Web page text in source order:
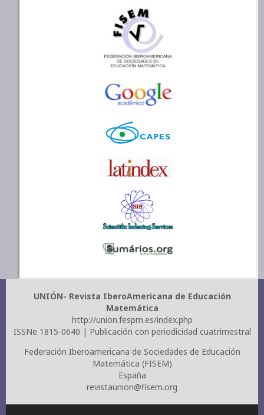
UNIÓN- Revista IberoAmericana de Educación
Matemática
http://union.fespm.es/index.php
ISSNe 1815-0640 | Publicación con periodicidad cuatrimestral
Federación Iberoamericana de Sociedades de Educación
Matemática (FISEM)
España
revistaunion@fisem.org